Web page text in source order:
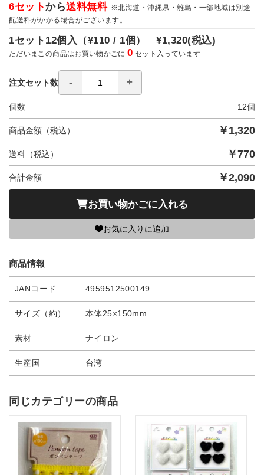
6セットから送料無料 ※北海道・沖縄県・離島・一部地域は別途
配送料がかかる場合がございます。
1セット12個入（¥110 / 1個）¥1,320(税込)
ただいまこの商品はお買い物かごに0 セット入っています
注文セット数
個数 12個
商品金額（税込） ￥ 1,320
送料（税込） ￥770
合計金額 ￥2,090
お買い物かごに入れる
お気に入りに追加
商品情報
JANコード 4959512500149
サイズ（約） 本体25×150mm
素材 ナイロン
生産国 台湾
同じカテゴリーの商品